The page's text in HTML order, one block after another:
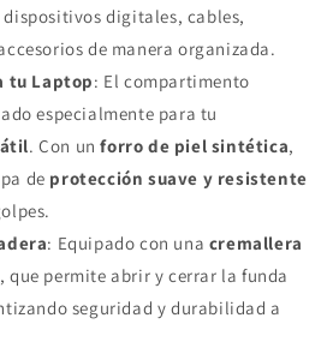
digitales, cables,
de manera organizada.
tu Laptop: El compartimento
especialmente para tu
. Con unforro de piel sintética,
de protección suave y resistente
: Equipado con una cremallera
, que permite abrir y cerrar la funda
seguridad y durabilidad a